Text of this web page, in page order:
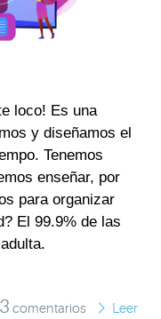
loco! Es una
y diseñamos el
Tenemos
enseñar, por
para organizar
El 99.9% de las
3 comentarios
Leer